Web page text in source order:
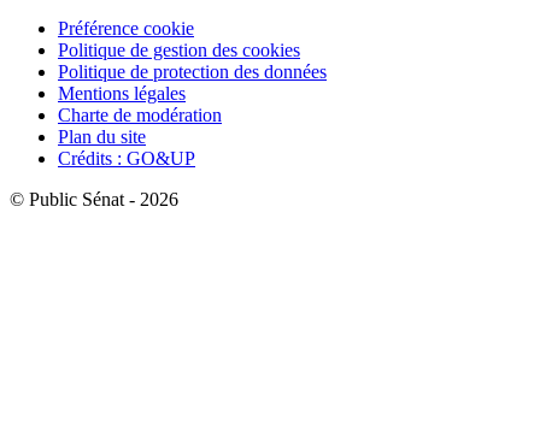
Préférence cookie
Politique de gestion des cookies
Politique de protection des données
Mentions légales
Charte de modération
Plan du site
Crédits : GO&UP
© Public Sénat - 2026